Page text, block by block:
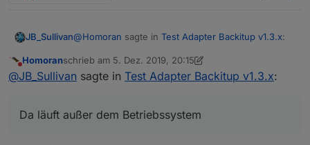
JB_Sullivan@Homoran sagte in Test Adapter Backitup v1.3.x:
mal F5 oder STRG-F5 gedrückt
Habe ich eben gerade gemacht - nun ist das
Webinterface nicht mehr erreichbar. Ich habe aber
Nicht stören
Homoranschrieb am 5. Dez. 2019, 20:15
zuletzt editiert von Homoran 12. Mai 2019, 21:17
@JB_Sullivan sagte in Test Adapter Backitup v1.3.x:
Da läuft außer dem Betriebssystem